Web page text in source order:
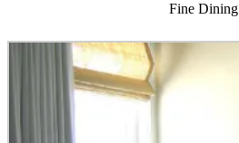
Fine Dining